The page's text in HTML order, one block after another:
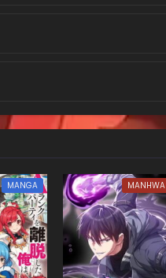
MANGA MANHWA